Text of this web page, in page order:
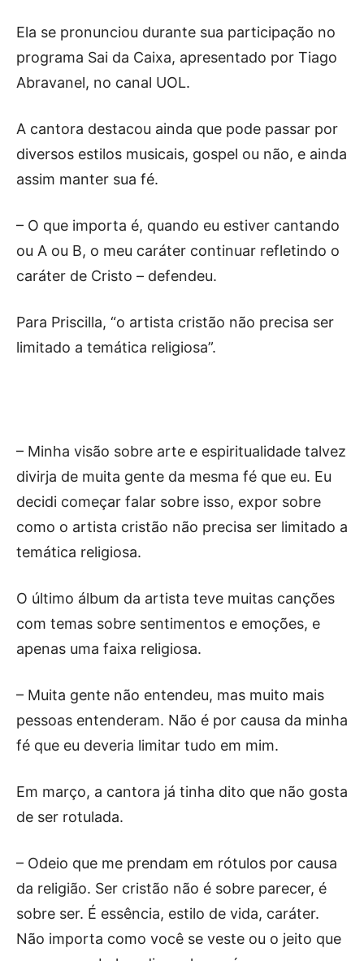
Ela se pronunciou durante sua participação no
programa Sai da Caixa, apresentado por Tiago
Abravanel, no canal UOL.
A cantora destacou ainda que pode passar por
diversos estilos musicais, gospel ou não, e ainda
assim manter sua fé.
– O que importa é, quando eu estiver cantando
ou A ou B, o meu caráter continuar refletindo o
caráter de Cristo – defendeu.
Para Priscilla, “o artista cristão não precisa ser
limitado a temática religiosa”.
– Minha visão sobre arte e espiritualidade talvez
divirja de muita gente da mesma fé que eu. Eu
decidi começar falar sobre isso, expor sobre
como o artista cristão não precisa ser limitado a
temática religiosa.
O último álbum da artista teve muitas canções
com temas sobre sentimentos e emoções, e
apenas uma faixa religiosa.
– Muita gente não entendeu, mas muito mais
pessoas entenderam. Não é por causa da minha
fé que eu deveria limitar tudo em mim.
Em março, a cantora já tinha dito que não gosta
de ser rotulada.
– Odeio que me prendam em rótulos por causa
da religião. Ser cristão não é sobre parecer, é
sobre ser. É essência, estilo de vida, caráter.
Não importa como você se veste ou o jeito que